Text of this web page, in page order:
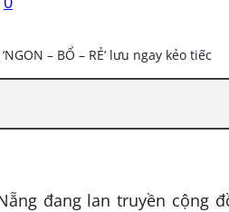
đang lan truyền cộng